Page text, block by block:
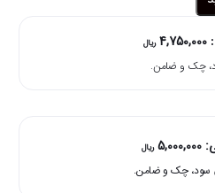
4,750,000 ریال
5,000,000 ریال